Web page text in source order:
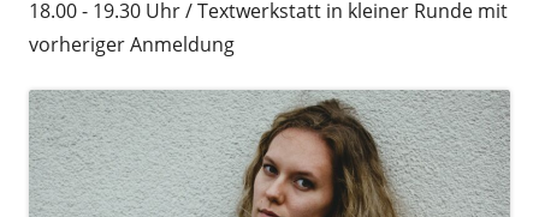
18.00 - 19.30 Uhr / Textwerkstatt in kleiner Runde mit
vorheriger Anmeldung